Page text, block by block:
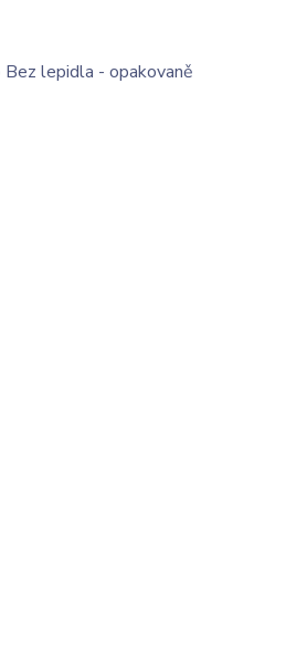
lepidla - opakovaně